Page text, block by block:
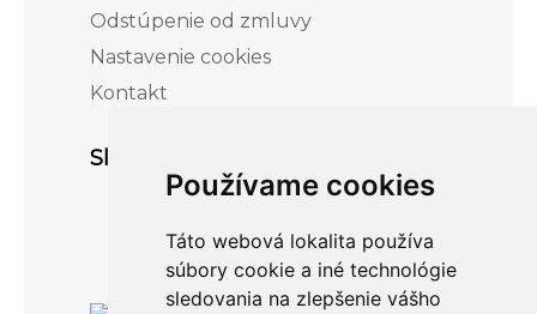
Používame cookies
Táto webová lokalita používa
súbory cookie a iné technológie
sledovania na zlepšenie vášho
Odstúpenie od zmluvy
Nastavenie cookies
Kontakt
Sledujte nás